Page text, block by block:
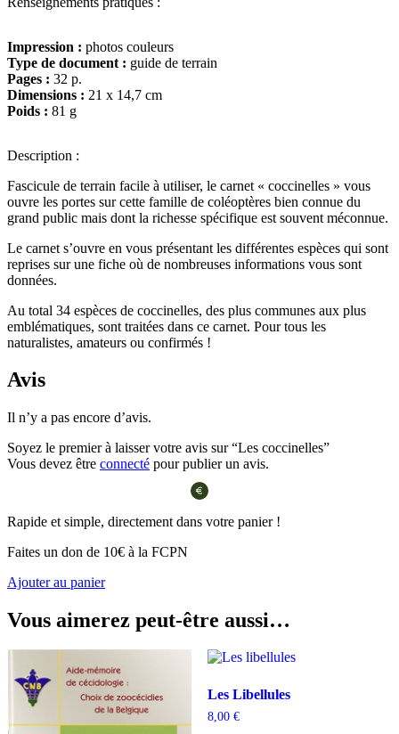
Impression : photos couleurs
Type de document : guide de terrain
Pages : 32 p.
Dimensions : 21 x 14,7 cm
Poids : 81 g
Description :
Fascicule de terrain facile à utiliser, le carnet « coccinelles » vous
ouvre les portes sur cette famille de coléoptères bien connue du
grand public mais dont la richesse spécifique est souvent méconnue.
Le carnet s’ouvre en vous présentant les différentes espèces qui sont
reprises sur une fiche où de nombreuses informations vous sont
données.
Au total 34 espèces de coccinelles, des plus communes aux plus
emblématiques, sont traitées dans ce carnet. Pour tous les
naturalistes, amateurs ou confirmés !
Avis
Il n’y a pas encore d’avis.
Soyez le premier à laisser votre avis sur “Les coccinelles”
Vous devez être connecté pour publier un avis.
Rapide et simple, directement dans votre panier !
Faites un don de 10€ à la FCPN
Ajouter au panier
Vous aimerez peut-être aussi…
Les Libellules
8,00 €